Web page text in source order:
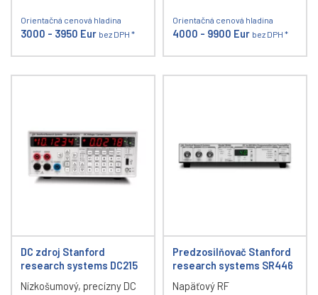
Orientačná cenová hladina
3000 - 3950 Eur bez DPH *
Orientačná cenová hladina
4000 - 9900 Eur bez DPH *
DC zdroj Stanford
research systems DC215
Nízkošumový, precízny DC
Predzosilňovač Stanford
research systems SR446
Napäťový RF